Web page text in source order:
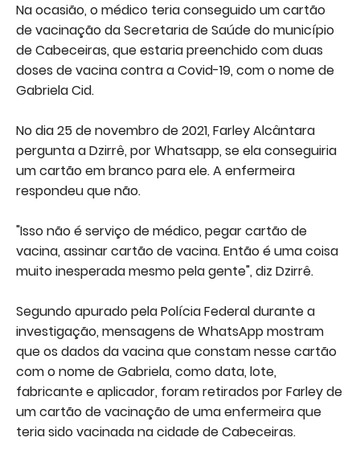
Na ocasião, o médico teria conseguido um cartão
de vacinação da Secretaria de Saúde do município
de Cabeceiras, que estaria preenchido com duas
doses de vacina contra a Covid-19, com o nome de
Gabriela Cid.
No dia 25 de novembro de 2021, Farley Alcântara
pergunta a Dzirrê, por Whatsapp, se ela conseguiria
um cartão em branco para ele. A enfermeira
respondeu que não.
"Isso não é serviço de médico, pegar cartão de
vacina, assinar cartão de vacina. Então é uma coisa
muito inesperada mesmo pela gente", diz Dzirrê.
Segundo apurado pela Polícia Federal durante a
investigação, mensagens de WhatsApp mostram
que os dados da vacina que constam nesse cartão
com o nome de Gabriela, como data, lote,
fabricante e aplicador, foram retirados por Farley de
um cartão de vacinação de uma enfermeira que
teria sido vacinada na cidade de Cabeceiras.